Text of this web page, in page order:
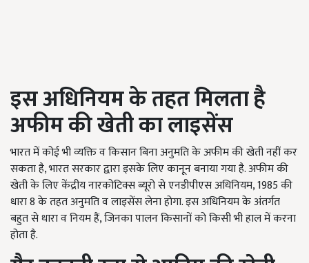
इस अधिनियम के तहत मिलता है
अफीम की खेती का लाइसेंस
भारत में कोई भी व्यक्ति व किसान बिना अनुमति के अफीम की खेती नहीं कर
सकता है, भारत सरकार द्वारा इसके लिए कानून बनाया गया है. अफीम की
खेती के लिए केंद्रीय नारकोटिक्स ब्यूरो से एनडीपीएस अधिनियम, 1985 की
धारा 8 के तहत अनुमति व लाइसेंस लेना होगा. इस अधिनियम के अंतर्गत
बहुत से धारा व नियम हैं, जिनका पालन किसानों को किसी भी हाल में करना
होता है.